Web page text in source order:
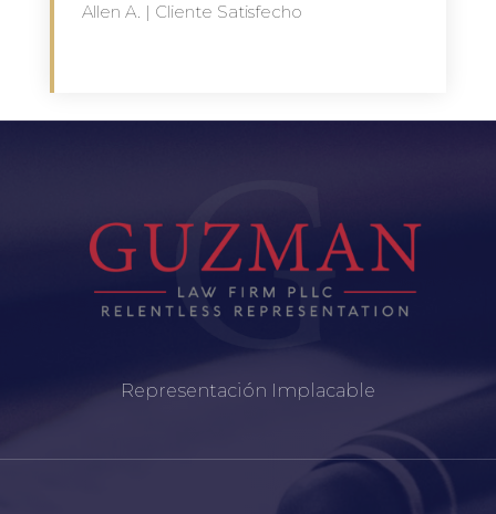
Allen A. | Cliente Satisfecho
Representación Implacable